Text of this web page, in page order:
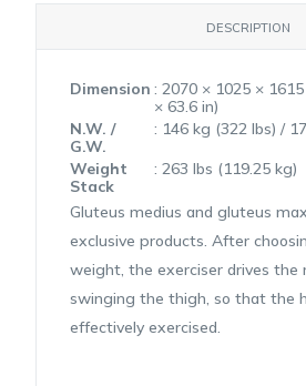
DESCRIPTION
Dimension : 2070 × 1025 ×
× 63.6 in)
N.W. /
G.W.
: 146 kg (322 lbs) /
Weight
Stack
: 263 lbs (119.25 kg)
Gluteus medius and gluteus
exclusive products. After
weight, the exerciser drives the
swinging the thigh, so that the
effectively exercised.